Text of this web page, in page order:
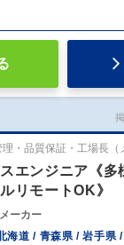
・品質保証・工場長（
エンジニア《多
リモートOK》
ーカー
海道 / 青森県 / 岩手県